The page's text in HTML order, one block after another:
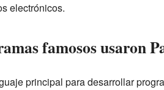
electrónicos.
famosos usaron
principal para desarrollar